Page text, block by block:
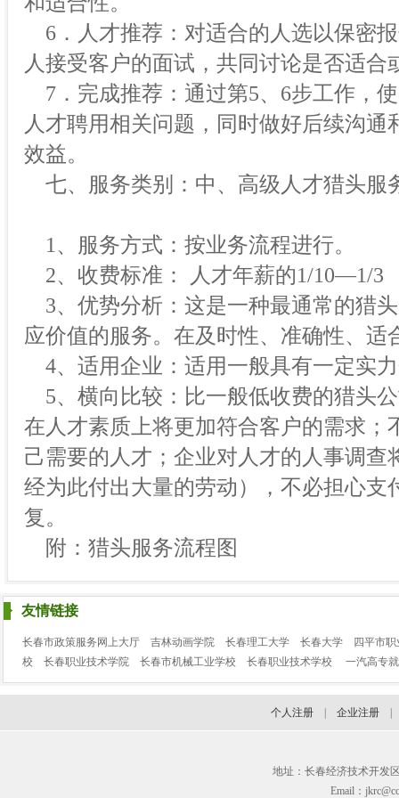
6．人才推荐：对适合的人选以保密
人接受客户的面试，共同讨论是否适
7．完成推荐：通过第5、6步工作，
人才聘用相关问题，同时做好后续沟
效益。
七、服务类别：中、高级人才猎头服
1、服务方式：按业务流程进行。
2、收费标准： 人才年薪的1/10—1/3
3、优势分析：这是一种最通常的猎
应价值的服务。在及时性、准确性、适
4、适用企业：适用一般具有一定实
5、横向比较：比一般低收费的猎头
在人才素质上将更加符合客户的需求
己需要的人才；企业对人才的人事调
经为此付出大量的劳动），不必担心
复。
附：猎头服务流程图
友情链接
长春市政策服务网上大厅 吉林动画学院 长春理工大学 长春大学
四平市
校
长春职业技术学院 长春市机械工业学校 长春职业技术学校 一汽高专
个人注册 企业注册
地址：长春经济技术开发
Email：